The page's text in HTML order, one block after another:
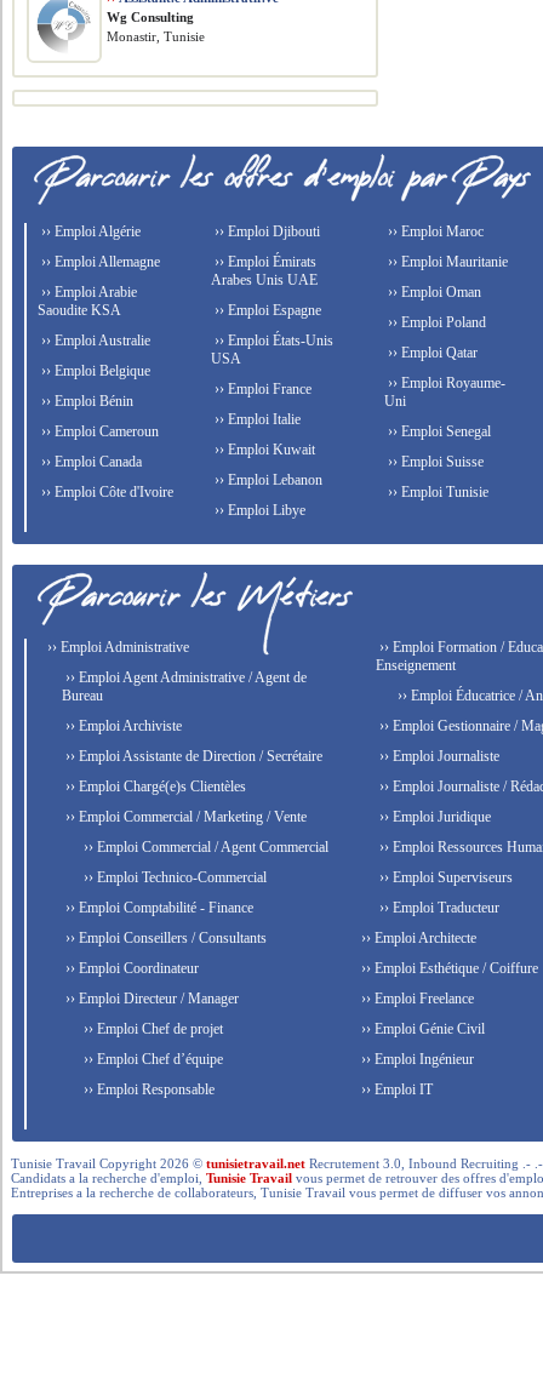
Wg Consulting
Monastir, Tunisie
›› Emploi Algérie
›› Emploi Allemagne
›› Emploi Arabie
Saoudite KSA
›› Emploi Australie
›› Emploi Belgique
›› Emploi Bénin
›› Emploi Cameroun
›› Emploi Canada
›› Emploi Côte d'Ivoire
›› Emploi Djibouti
›› Emploi Émirats
Arabes Unis UAE
›› Emploi Espagne
›› Emploi États-Unis
USA
›› Emploi France
›› Emploi Italie
›› Emploi Kuwait
›› Emploi Lebanon
›› Emploi Libye
›› Emploi Maroc
›› Emploi Mauritanie
›› Emploi Oman
›› Emploi Poland
›› Emploi Qatar
›› Emploi Royaume-
Uni
›› Emploi Senegal
›› Emploi Suisse
›› Emploi Tunisie
›› Emploi Administrative
›› Emploi Agent Administrative / Agent de
Bureau
›› Emploi Archiviste
›› Emploi Assistante de Direction / Secrétaire
›› Emploi Chargé(e)s Clientèles
›› Emploi Commercial / Marketing / Vente
›› Emploi Commercial / Agent Commercial
›› Emploi Technico-Commercial
›› Emploi Comptabilité - Finance
›› Emploi Conseillers / Consultants
›› Emploi Coordinateur
›› Emploi Directeur / Manager
›› Emploi Chef de projet
›› Emploi Chef d’équipe
›› Emploi Responsable
›› Emploi Formation /
Enseignement
›› Emploi Éducatrice /
›› Emploi Gestionnaire /
›› Emploi Journaliste
›› Emploi Journaliste /
›› Emploi Juridique
›› Emploi Ressources
›› Emploi Superviseurs
›› Emploi Traducteur
›› Emploi Architecte
›› Emploi Esthétique / Coiffure
›› Emploi Freelance
›› Emploi Génie Civil
›› Emploi Ingénieur
›› Emploi IT
Tunisie Travail Copyright 2026 ©tunisietravail.net Recrutement 3.0, Inbound Recruiting .-
Candidats a la recherche d'emploi,Tunisie Travail vous permet de retrouver des offres
Entreprises a la recherche de collaborateurs, Tunisie Travail vous permet de diffuser vos